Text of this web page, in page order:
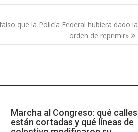
que la Policía Federal hubiera dado la
orden de reprimir»
Marcha al Congreso: qué calles
están cortadas y qué líneas de